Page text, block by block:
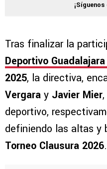
Tras finalizar la
Deportivo Guadalajara
2025, la directiva,
Vergara y Javier Mier
deportivo,
definiendo las altas y
Torneo Clausura 2026.